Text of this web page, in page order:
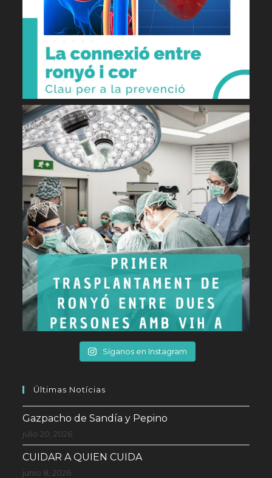
Síganos en Instagram
Últimas Notícias
Gazpacho de Sandía y Pepino
julio 20, 2026
CUIDAR A QUIEN CUIDA
junio 8, 2026